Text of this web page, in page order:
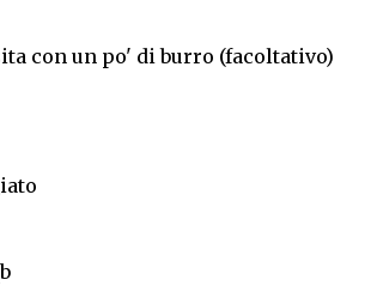
con un po' di burro (facoltativo)